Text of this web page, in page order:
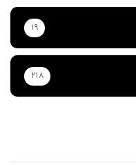
۱۹
۲۱۸